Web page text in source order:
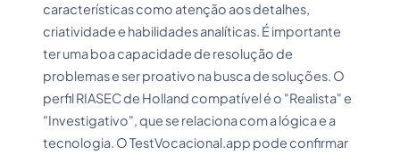
características como atenção aos detalhes,
criatividade e habilidades analíticas. É importante
ter uma boa capacidade de resolução de
problemas e ser proativo na busca de soluções. O
perfil RIASEC de Holland compatível é o "Realista" e
"Investigativo", que se relaciona com a lógica e a
tecnologia. O TestVocacional.app pode confirmar